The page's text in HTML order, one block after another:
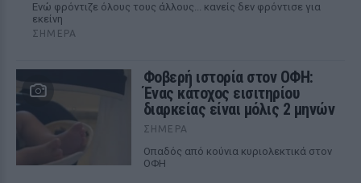
Ενώ φρόντιζε όλους τους άλλους... κανείς δεν φρόντισε για
εκείνη
ΣΉΜΕΡΑ
Φοβερή ιστορία στον ΟΦΗ:
Ένας κάτοχος εισιτηρίου
διαρκείας είναι μόλις 2 μηνών
ΣΉΜΕΡΑ
Οπαδός από κούνια κυριολεκτικά στον
ΟΦΗ